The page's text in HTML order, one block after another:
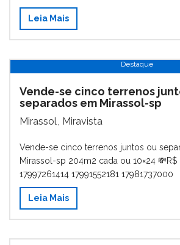
Leia Mais
Destaque
Vende-se cinco terrenos
separados em Mirassol-sp
Mirassol, Miravista
Vende-se cinco terrenos juntos ou
Mirassol-sp 204m2 cada ou 10×24
17997261414 17991552181 17981737000
Leia Mais